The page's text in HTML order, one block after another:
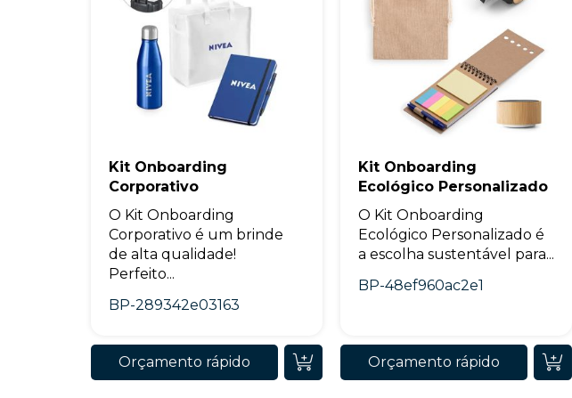
Kit Onboarding
Corporativo
O Kit Onboarding
Corporativo é um brinde
de alta qualidade!
Perfeito...
BP-289342e03163
Orçamento rápido
Kit Onboarding
Ecológico Personalizado
O Kit Onboarding
Ecológico Personalizado é
a escolha sustentável para...
BP-48ef960ac2e1
Orçamento rápido